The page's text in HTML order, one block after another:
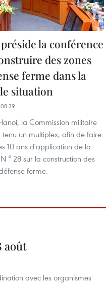
la conférence
des zones
ferme dans la
situation
la Commission militaire
un multiplex, afin de faire
10 ans d'application de la
° 28 sur la construction des
ferme.
août
avec les organismes